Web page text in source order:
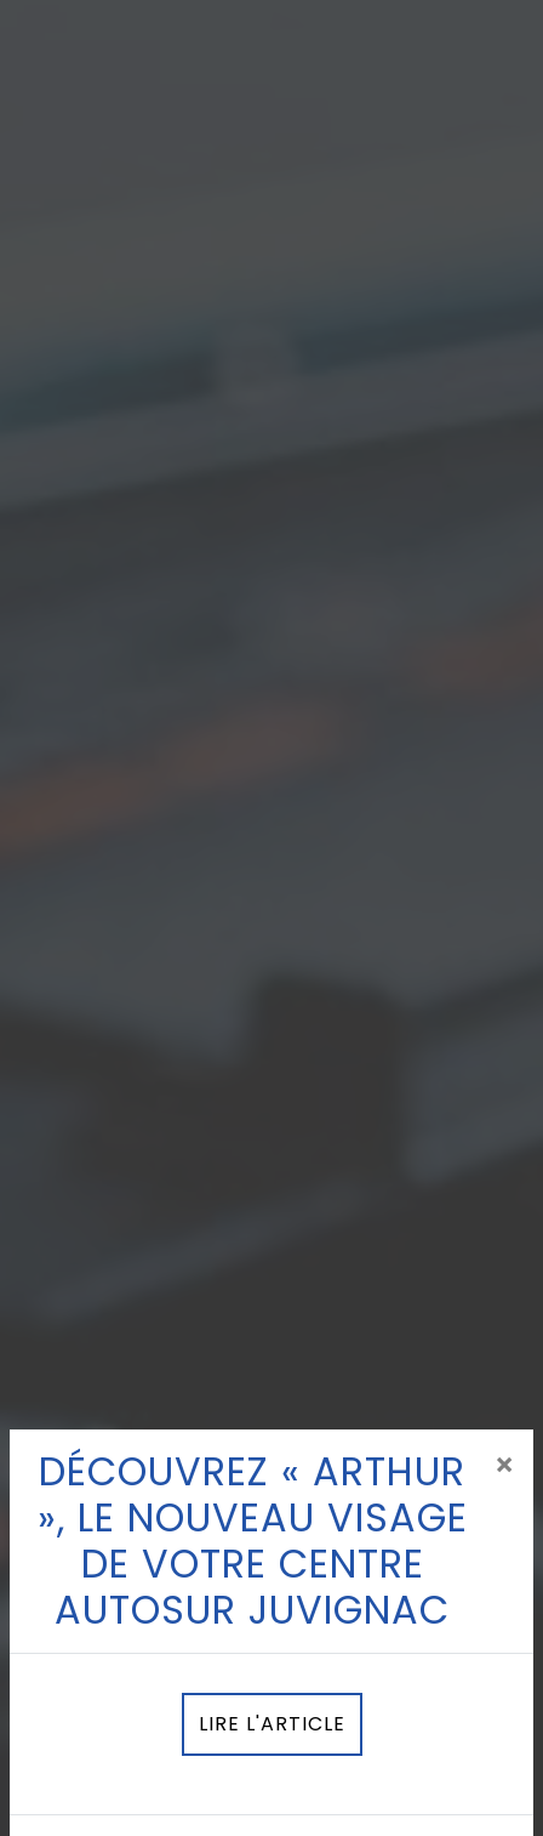
DÉCOUVREZ « ARTHUR
», LE NOUVEAU VISAGE
DE VOTRE CENTRE
AUTOSUR JUVIGNAC
×
LIRE L'ARTICLE